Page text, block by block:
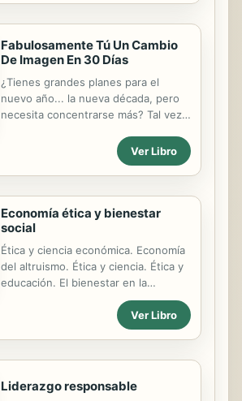
pintura. Plagado de hermosas
imágenes que ilustran todo lo que se
puede conseguir con las habilidades
y conocimientos adecuados, aprenda
personales o comerciales en
extraordinarias obras artísticas. La
enseñanza del funcionamiento de
Painter 11 para fotógrafos es un
tema que el autor conoce
Fabulosamente Tú Un Cambio
De Imagen En 30 Días
¿Tienes grandes planes para el
nuevo año... la nueva década, pero
necesita concentrarse más? Tal vez
pasado pero ha fracasado
miserablemente. No hace falta un
gran cambio de imagen o de
mentalidad para alcanzar sus metas y
sueños. Todo lo que necesitas son
30 días y 30 ajustes. En este nuevo
libro de la serie Fabulosamente tú,
seguirá un paso al día. Son fáciles de
seguir, aún más fáciles de poner en
habrá conseguido su meta. Aclare y
repita, y pronto se convertirá en el
maestro matador de metas.
Ver Libro
Economía ética y bienestar
social
Ética y ciencia económica. Economía
del altruismo. Ética y ciencia. Ética y
educación. El bienestar en la
economía mundial. El Bien Común.
Ética de los empresarios y directivos.
Ética y economía de mercado.
Ver Libro
Liderazgo responsable